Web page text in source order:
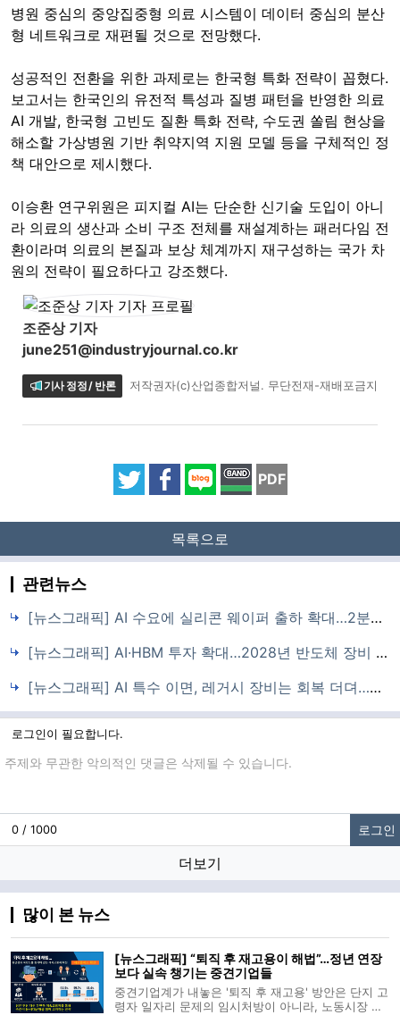
병원 중심의 중앙집중형 의료 시스템이 데이터 중심의 분산
형 네트워크로 재편될 것으로 전망했다.
성공적인 전환을 위한 과제로는 한국형 특화 전략이 꼽혔다.
보고서는 한국인의 유전적 특성과 질병 패턴을 반영한 의료
AI 개발, 한국형 고빈도 질환 특화 전략, 수도권 쏠림 현상을
해소할 가상병원 기반 취약지역 지원 모델 등을 구체적인 정
책 대안으로 제시했다.
이승환 연구위원은 피지컬 AI는 단순한 신기술 도입이 아니
라 의료의 생산과 소비 구조 전체를 재설계하는 패러다임 전
환이라며 의료의 본질과 보상 체계까지 재구성하는 국가 차
원의 전략이 필요하다고 강조했다.
조준상 기자
june251@industryjournal.co.kr
기사 정정 / 반론 저작권자(c)산업종합저널. 무단전재-재배포금지
PDF
목록으로
관련뉴스
[뉴스그래픽] AI 수요에 실리콘 웨이퍼 출하 확대…2분기 35억7,000만 제곱인치
[뉴스그래픽] AI·HBM 투자 확대…2028년 반도체 장비 매출 2,295억 달러 전망
[뉴스그래픽] AI 특수 이면, 레거시 장비는 회복 더뎌…투자 편중·수출 규제가 변수
로그인이 필요합니다.
글입력
0 / 1000 로그인
더보기
많이 본 뉴스
[뉴스그래픽] “퇴직 후 재고용이 해법”…정년 연장
보다 실속 챙기는 중견기업들
중견기업계가 내놓은 '퇴직 후 재고용' 방안은 단지 고
령자 일자리 문제의 임시처방이 아니라, 노동시장 구